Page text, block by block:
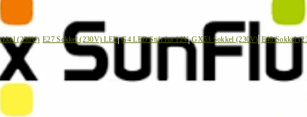
(230V) E27 Sokkel (230V) LED G4 LED Stift for 12V GX53 Sokkel (230V) E40 Sokkel